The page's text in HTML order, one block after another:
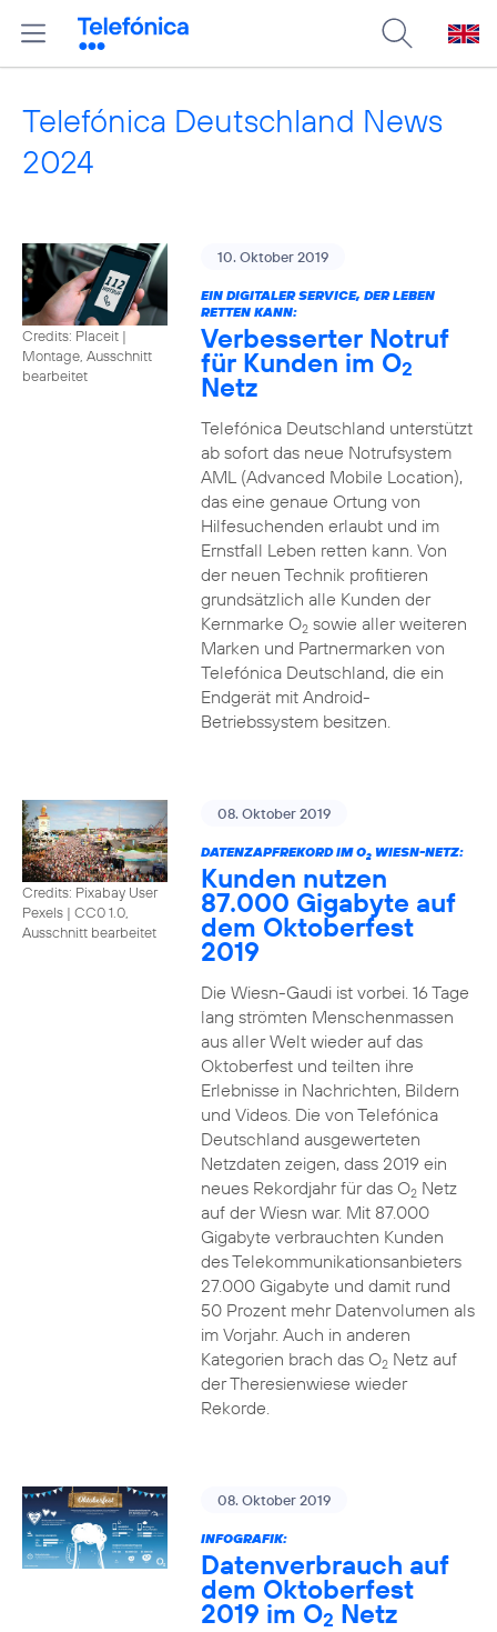
Telefónica Deutschland News
2024
Credits: Placeit |
Montage, Ausschnitt
bearbeitet
10. Oktober 2019
EIN DIGITALER SERVICE, DER LEBEN
RETTEN KANN:
Verbesserter Notruf
für Kunden im O2
Netz
Telefónica Deutschland unterstützt
ab sofort das neue Notrufsystem
AML (Advanced Mobile Location),
das eine genaue Ortung von
Hilfesuchenden erlaubt und im
Ernstfall Leben retten kann. Von
der neuen Technik profitieren
grundsätzlich alle Kunden der
Kernmarke O2sowie aller weiteren
Marken und Partnermarken von
Telefónica Deutschland, die ein
Endgerät mit Android-
Betriebssystem besitzen.
Credits: Pixabay User
Pexels | CC0 1.0,
Ausschnitt bearbeitet
08. Oktober 2019
DATENZAPFREKORD IM O2WIESN-NETZ:
Kunden nutzen
87.000 Gigabyte auf
dem Oktoberfest
2019
Die Wiesn-Gaudi ist vorbei. 16 Tage
lang strömten Menschenmassen
aus aller Welt wieder auf das
Oktoberfest und teilten ihre
Erlebnisse in Nachrichten, Bildern
und Videos. Die von Telefónica
Deutschland ausgewerteten
Netzdaten zeigen, dass 2019 ein
neues Rekordjahr für das O2Netz
auf der Wiesn war. Mit 87.000
Gigabyte verbrauchten Kunden
des Telekommunikationsanbieters
27.000 Gigabyte und damit rund
50 Prozent mehr Datenvolumen als
im Vorjahr. Auch in anderen
Kategorien brach das O2Netz auf
der Theresienwiese wieder
Rekorde.
08. Oktober 2019
INFOGRAFIK:
Datenverbrauch auf
dem Oktoberfest
2019 im O2 Netz